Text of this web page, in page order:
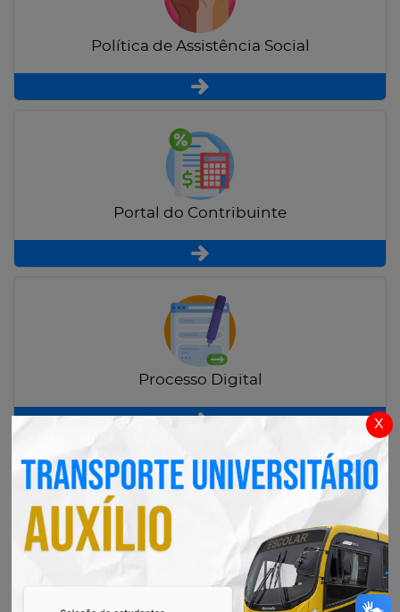
x
Política de Assistência Social
Portal do Contribuinte
Processo Digital
Radar Transparência Pública